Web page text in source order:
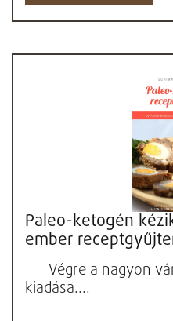
Paleo-ketogén
ember
Végre a nagyon
kiadása....